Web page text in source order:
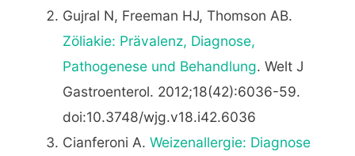
Gujral N, Freeman HJ, Thomson AB.
Zöliakie: Prävalenz, Diagnose,
Pathogenese und Behandlung. Welt J
Gastroenterol. 2012;18(42):6036-59.
doi:10.3748/wjg.v18.i42.6036
Cianferoni A. Weizenallergie: Diagnose